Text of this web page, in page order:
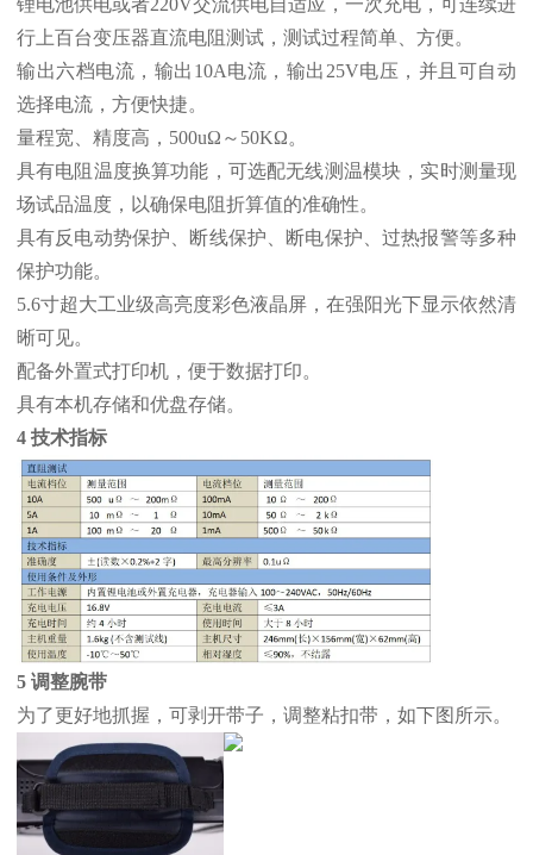
锂电池供电或者220V交流供电自适应，一次充电，可连续进
行上百台变压器直流电阻测试，测试过程简单、方便。
输出六档电流，输出10A电流，输出25V电压，并且可自动
选择电流，方便快捷。
量程宽、精度高，500uΩ～50KΩ。
具有电阻温度换算功能，可选配无线测温模块，实时测量现
场试品温度，以确保电阻折算值的准确性。
具有反电动势保护、断线保护、断电保护、过热报警等多种
保护功能。
5.6寸超大工业级高亮度彩色液晶屏，在强阳光下显示依然清
晰可见。
配备外置式打印机，便于数据打印。
具有本机存储和优盘存储。
4 技术指标
5 调整腕带
为了更好地抓握，可剥开带子，调整粘扣带，如下图所示。